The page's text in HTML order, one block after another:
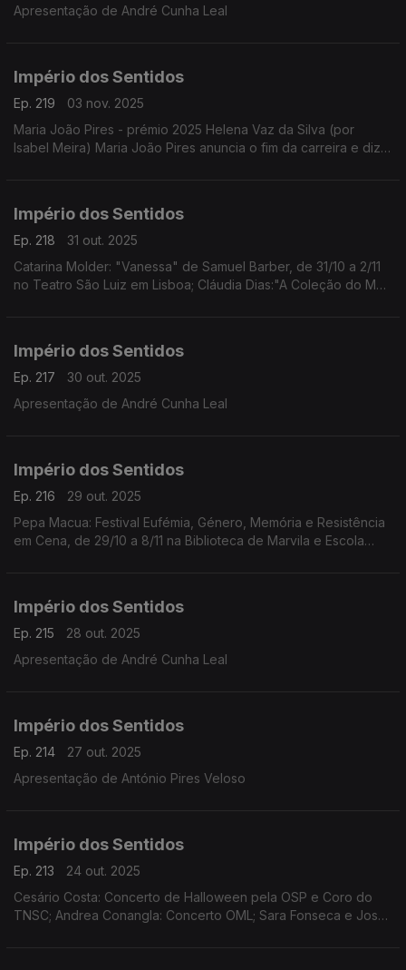
Apresentação de André Cunha Leal
Império dos Sentidos
Ep. 219
03 nov. 2025
Maria João Pires - prémio 2025 Helena Vaz da Silva (por
Isabel Meira) Maria João Pires anuncia o fim da carreira e diz
Império dos Sentidos
Ep. 218
31 out. 2025
Catarina Molder: "Vanessa" de Samuel Barber, de 31/10 a 2/11
no Teatro São Luiz em Lisboa; Cláudia Dias:"A Coleção do Meu
Império dos Sentidos
Ep. 217
30 out. 2025
Apresentação de André Cunha Leal
Império dos Sentidos
Ep. 216
29 out. 2025
Pepa Macua: Festival Eufémia, Género, Memória e Resistência
em Cena, de 29/10 a 8/11 na Biblioteca de Marvila e Escola
Império dos Sentidos
Ep. 215
28 out. 2025
Apresentação de André Cunha Leal
Império dos Sentidos
Ep. 214
27 out. 2025
Apresentação de António Pires Veloso
Império dos Sentidos
Ep. 213
24 out. 2025
Cesário Costa: Concerto de Halloween pela OSP e Coro do
TNSC; Andrea Conangla: Concerto OML; Sara Fonseca e José